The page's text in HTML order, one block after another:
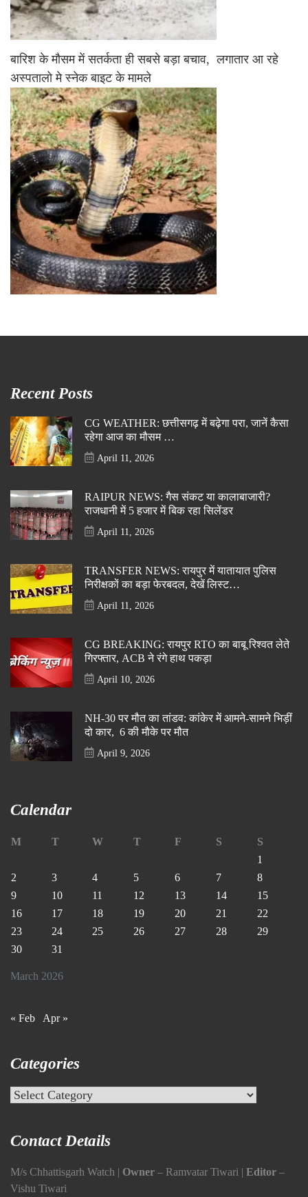
बारिश के मौसम में सतर्कता ही सबसे बड़ा बचाव, लगातार आ रहे
अस्पतालो मे स्नेक बाइट के मामले
Recent Posts
CG WEATHER: छत्तीसगढ़ में बढ़ेगा परा, जानें कैसा
रहेगा आज का मौसम …
April 11, 2026
RAIPUR NEWS: गैस संकट या कालाबाजारी?
राजधानी में 5 हजार में बिक रहा सिलेंडर
April 11, 2026
TRANSFER NEWS: रायपुर में यातायात पुलिस
निरीक्षकों का बड़ा फेरबदल, देखें लिस्ट…
April 11, 2026
CG BREAKING: रायपुर RTO का बाबू रिश्वत लेते
गिरफ्तार, ACB ने रंगे हाथ पकड़ा
April 10, 2026
NH-30 पर मौत का तांडव: कांकेर में आमने-सामने भिड़ीं
दो कार, 6 की मौके पर मौत
April 9, 2026
Calendar
March 2026
M T W T F S
S
1
2
3 4 5 6 7
8
9
10 11 12 13 14
15
16
17 18 19 20 21
22
23
24 25 26 27 28
29
30
31
« Feb Apr »
Categories
Categories
Contact Details
M/s Chhattisgarh Watch | Owner – Ramvatar Tiwari | Editor –
Vishu Tiwari